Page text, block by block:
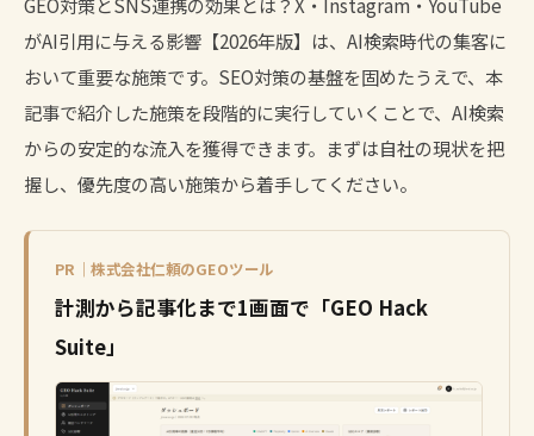
がAI引用に与える影響【2026年版】は、AI検索時代の集客に
おいて重要な施策です。SEO対策の基盤を固めたうえで、本
記事で紹介した施策を段階的に実行していくことで、AI検索
からの安定的な流入を獲得できます。まずは自社の現状を把
握し、優先度の高い施策から着手してください。
PR｜株式会社仁頼のGEOツール
計測から記事化まで1画面で「GEO Hack
Suite」